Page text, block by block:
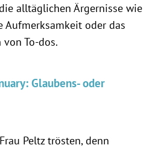
alltäglichen Ärgernisse wie
Aufmerksamkeit oder das
To-dos.
Glaubens- oder
Peltz trösten, denn